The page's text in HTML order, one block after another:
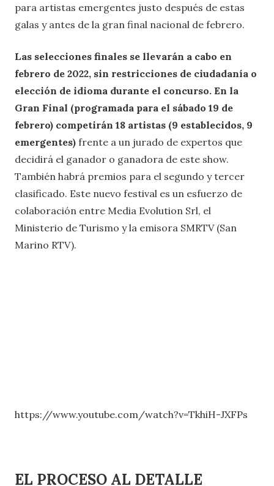
para artistas emergentes justo después de estas
galas y antes de la gran final nacional de febrero.
Las selecciones finales se llevarán a cabo en
febrero de 2022, sin restricciones de ciudadanía o
elección de idioma durante el concurso. En la
Gran Final (programada para el sábado 19 de
febrero) competirán 18 artistas (9 establecidos, 9
emergentes) frente a un jurado de expertos que
decidirá el ganador o ganadora de este show.
También habrá premios para el segundo y tercer
clasificado. Este nuevo festival es un esfuerzo de
colaboración entre Media Evolution Srl, el
Ministerio de Turismo y la emisora SMRTV (San
Marino RTV).
https://www.youtube.com/watch?v=TkhiH-JXFPs
EL PROCESO AL DETALLE